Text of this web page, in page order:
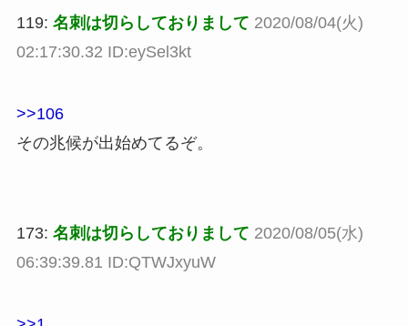
119: 名刺は切らしておりまして 2020/08/04(火)
02:17:30.32 ID:eySel3kt
>>106
その兆候が出始めてるぞ。
173: 名刺は切らしておりまして 2020/08/05(水)
06:39:39.81 ID:QTWJxyuW